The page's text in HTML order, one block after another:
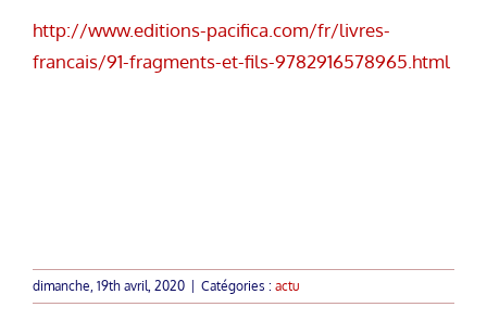
http://www.editions-pacifica.com/fr/livres-
francais/91-fragments-et-fils-9782916578965.html
dimanche, 19th avril, 2020 Catégories : actu